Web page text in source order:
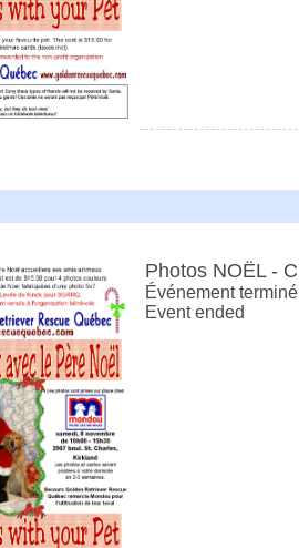
Photos NOËL -
Événement terminé
Event ended